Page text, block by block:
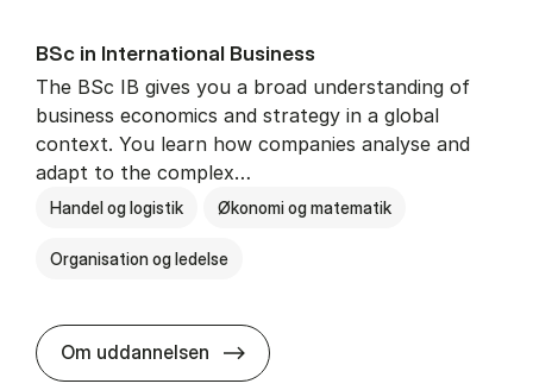
BSc in In­ter­na­tion­al Busi­ness
The BSc IB gives you a broad understanding of
business economics and strategy in a global
context. You learn how companies analyse and
adapt to the complex…
Handel og logistik Økonomi og matematik
Organisation og ledelse
Om uddannelsen BSc in In­ter­na­tion­al Busi­ness